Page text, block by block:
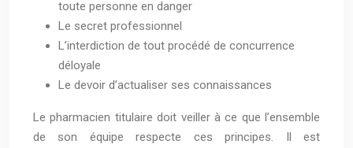
toute personne en danger
Le secret professionnel
L’interdiction de tout procédé de concurrence
déloyale
Le devoir d’actualiser ses connaissances
Le pharmacien titulaire doit veiller à ce que l’ensemble
de son équipe respecte ces principes. Il est